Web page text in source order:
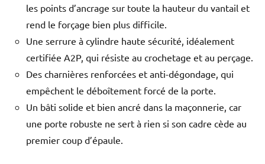
les points d’ancrage sur toute la hauteur du vantail et
rend le forçage bien plus difficile.
Une serrure à cylindre haute sécurité, idéalement
certifiée A2P, qui résiste au crochetage et au perçage.
Des charnières renforcées et anti-dégondage, qui
empêchent le déboîtement forcé de la porte.
Un bâti solide et bien ancré dans la maçonnerie, car
une porte robuste ne sert à rien si son cadre cède au
premier coup d’épaule.